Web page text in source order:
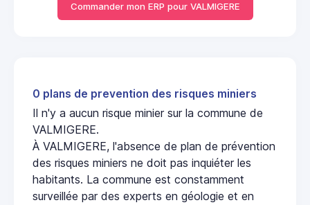
Commander mon ERP pour VALMIGERE
0 plans de prevention des risques miniers
Il n'y a aucun risque minier sur la commune de
VALMIGERE.
À VALMIGERE, l'absence de plan de prévention
des risques miniers ne doit pas inquiéter les
habitants. La commune est constamment
surveillée par des experts en géologie et en